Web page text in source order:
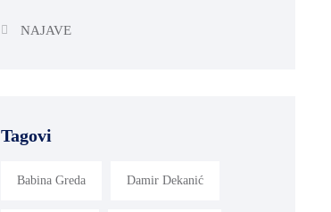
NAJAVE
Tagovi
Babina Greda Damir Dekanić